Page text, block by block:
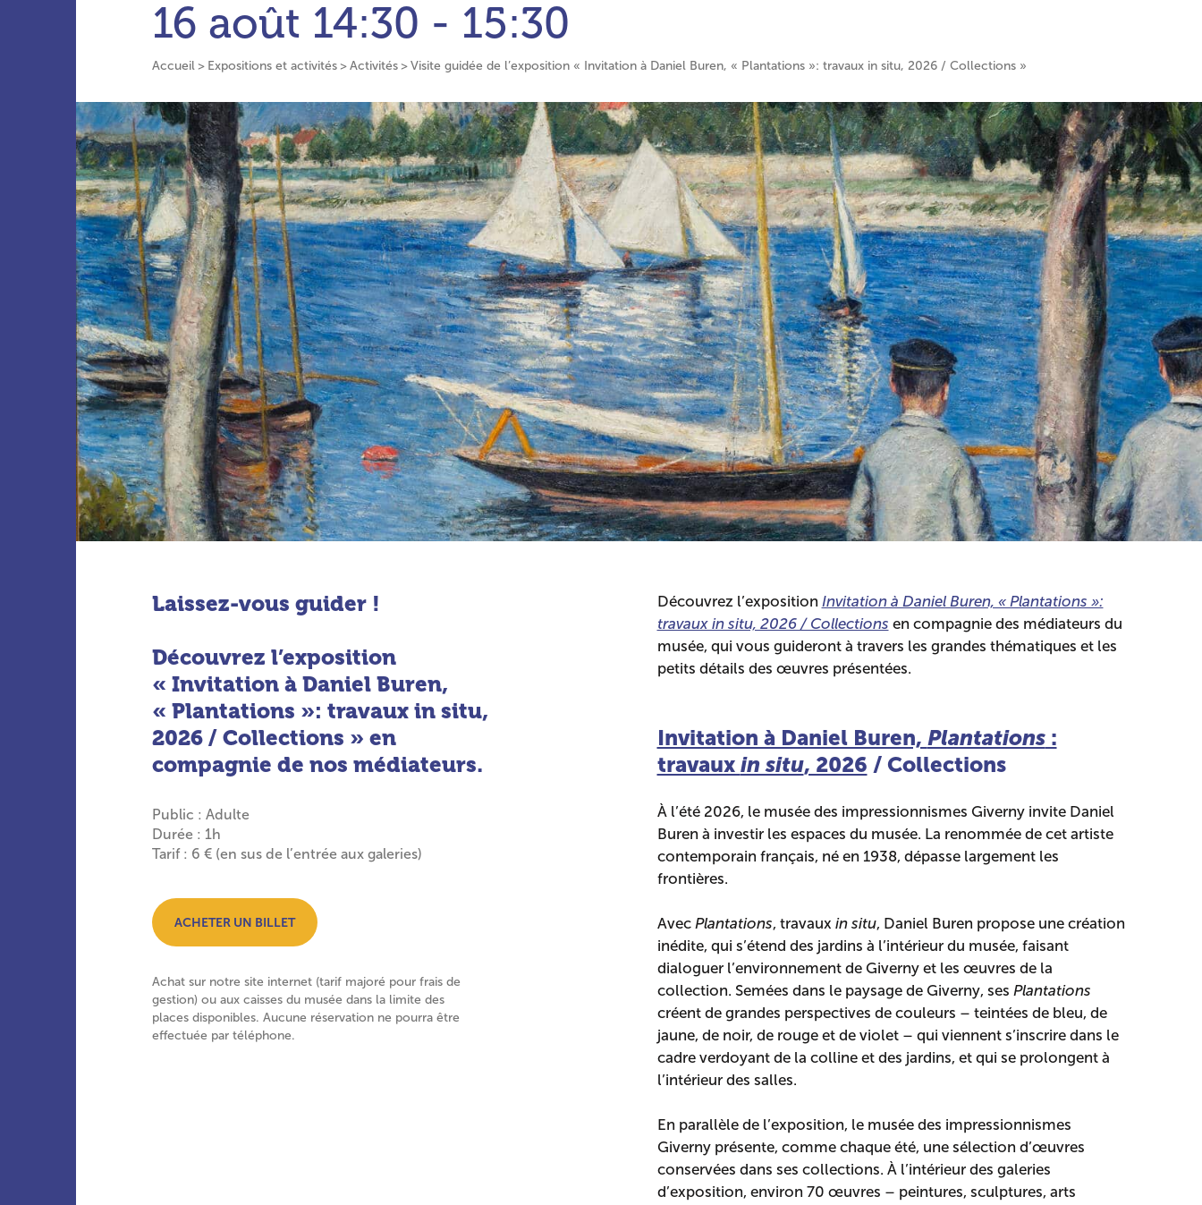
16 août 14:30 - 15:30
Accueil Expositions et activités Activités Visite guidée de l’exposition « Invitation à Daniel Buren, « Plantations »: travaux in situ, 2026 / Collections »
Laissez-vous guider !
Découvrez l’exposition
« Invitation à Daniel Buren,
« Plantations »: travaux in situ,
2026 / Collections » en
compagnie de nos médiateurs.
Public : Adulte
Durée : 1h
Tarif : 6 € (en sus de l’entrée aux galeries)
ACHETER UN BILLET
Achat sur notre site internet (tarif majoré pour frais de
gestion) ou aux caisses du musée dans la limite des
places disponibles. Aucune réservation ne pourra être
effectuée par téléphone.
Découvrez l’exposition Invitation à Daniel Buren, « Plantations »:
travaux in situ, 2026 / Collections en compagnie des médiateurs du
musée, qui vous guideront à travers les grandes thématiques et les
petits détails des œuvres présentées.
Invitation à Daniel Buren, Plantations:
travaux in situ, 2026 / Collections
À l’été 2026, le musée des impressionnismes Giverny invite Daniel
Buren à investir les espaces du musée. La renommée de cet artiste
contemporain français, né en 1938, dépasse largement les
frontières.
Avec Plantations, travaux in situ, Daniel Buren propose une création
inédite, qui s’étend des jardins à l’intérieur du musée, faisant
dialoguer l’environnement de Giverny et les œuvres de la
collection. Semées dans le paysage de Giverny, ses Plantations
créent de grandes perspectives de couleurs – teintées de bleu, de
jaune, de noir, de rouge et de violet – qui viennent s’inscrire dans le
cadre verdoyant de la colline et des jardins, et qui se prolongent à
l’intérieur des salles.
En parallèle de l’exposition, le musée des impressionnismes
Giverny présente, comme chaque été, une sélection d’œuvres
conservées dans ses collections. À l’intérieur des galeries
d’exposition, environ 70 œuvres – peintures, sculptures, arts